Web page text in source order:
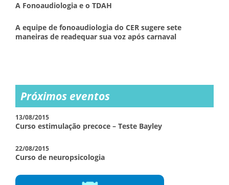
A Fonoaudiologia e o TDAH
A equipe de fonoaudiologia do CER sugere sete
maneiras de readequar sua voz após carnaval
Próximos eventos
13/08/2015
Curso estimulação precoce – Teste Bayley
22/08/2015
Curso de neuropsicologia